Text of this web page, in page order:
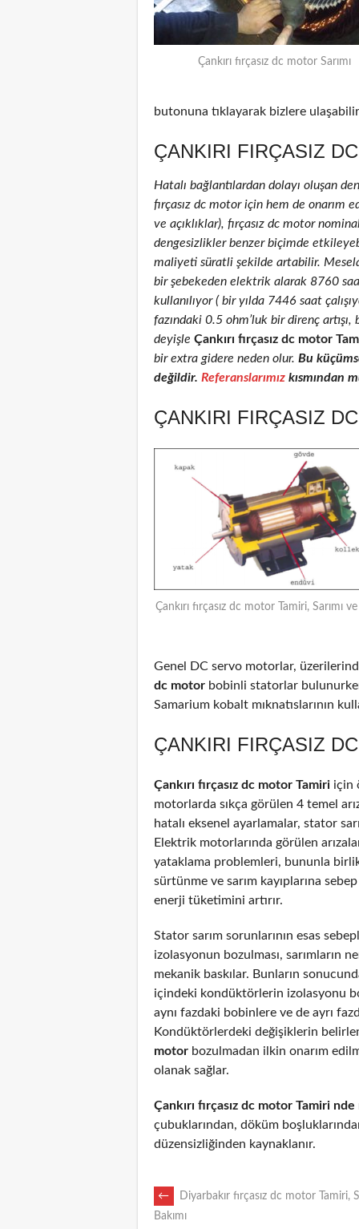
Çankırı fırçasız dc motor Sarımı
butonuna tıklayarak bizlere
ÇANKIRI FIRÇASIZ
Hatalı bağlantılardan dolayı oluşan
fırçasız dc motor için hem de onarım
ve açıklıklar), fırçasız dc motor
dengesizlikler benzer biçimde
maliyeti süratli şekilde artabilir.
bir şebekeden elektrik alarak 8760
kullanılıyor ( bir yılda 7446 saat
fazındaki 0.5 ohm’luk bir direnç
deyişle Çankırı fırçasız dc motor
bir extra gidere neden olur. Bu
değildir. Referanslarımız kısmından
ÇANKIRI FIRÇASIZ
Çankırı fırçasız dc motor Tamiri, Sarımı ve
Genel DC servo motorlar,
dc motor bobinli statorlar
Samarium kobalt mıknatıslarının
ÇANKIRI FIRÇASIZ
Çankırı fırçasız dc motor Tamiri için
motorlarda sıkça görülen 4 temel
hatalı eksenel ayarlamalar, stator
Elektrik motorlarında görülen
yataklama problemleri, bununla
sürtünme ve sarım kayıplarına
enerji tüketimini artırır.
Stator sarım sorunlarının esas
izolasyonun bozulması, sarımların
mekanik baskılar. Bunların
içindeki kondüktörlerin izolasyonu
aynı fazdaki bobinlere ve de ayrı
Kondüktörlerdeki değişiklerin
motor bozulmadan ilkin onarım
olanak sağlar.
Çankırı fırçasız dc motor Tamiri nde
çubuklarından, döküm
düzensizliğinden kaynaklanır.
POST
←
Diyarbakır fırçasız dc motor Tamiri,
Bakımı